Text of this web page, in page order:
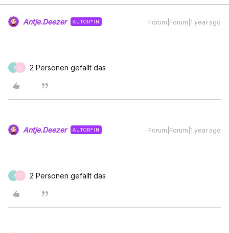
Antje.Deezer AUTOR*IN Forum|Forum|1 year ago
R O 2 Personen gefällt das
Antje.Deezer AUTOR*IN Forum|Forum|1 year ago
R O 2 Personen gefällt das